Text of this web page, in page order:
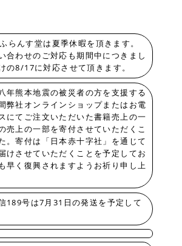
らんす堂は夏季休暇を頂きます。
合わせのご対応も期間中につきまし
の8/17に対応させて頂きます。
年熊本地震の被災者の方を支援する
弊社オンラインショップまたはお電
にてご注文いただいた書籍売上の一
売上の一部を寄付させていただくこ
。寄付は「日本赤十字社」を通じて
けさせていただくことを予定してお
早く復興されますようお祈り申し上
189号は7月31日の発送を予定して